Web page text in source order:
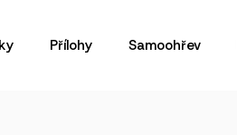
Přílohy Samoohřev